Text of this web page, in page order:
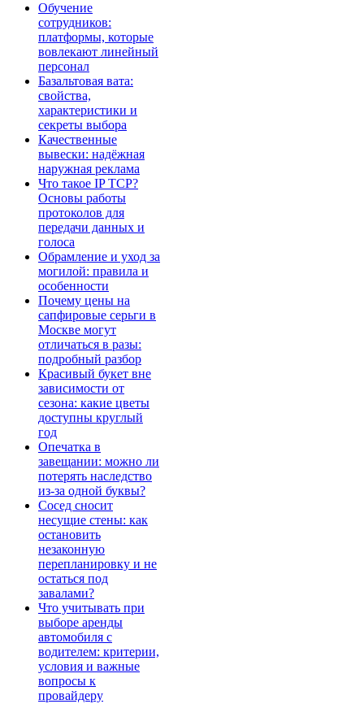
Обучение
сотрудников:
платформы, которые
вовлекают линейный
персонал
Базальтовая вата:
свойства,
характеристики и
секреты выбора
Качественные
вывески: надёжная
наружная реклама
Что такое IP TCP?
Основы работы
протоколов для
передачи данных и
голоса
Обрамление и уход за
могилой: правила и
особенности
Почему цены на
сапфировые серьги в
Москве могут
отличаться в разы:
подробный разбор
Красивый букет вне
зависимости от
сезона: какие цветы
доступны круглый
год
Опечатка в
завещании: можно ли
потерять наследство
из-за одной буквы?
Сосед сносит
несущие стены: как
остановить
незаконную
перепланировку и не
остаться под
завалами?
Что учитывать при
выборе аренды
автомобиля с
водителем: критерии,
условия и важные
вопросы к
провайдеру